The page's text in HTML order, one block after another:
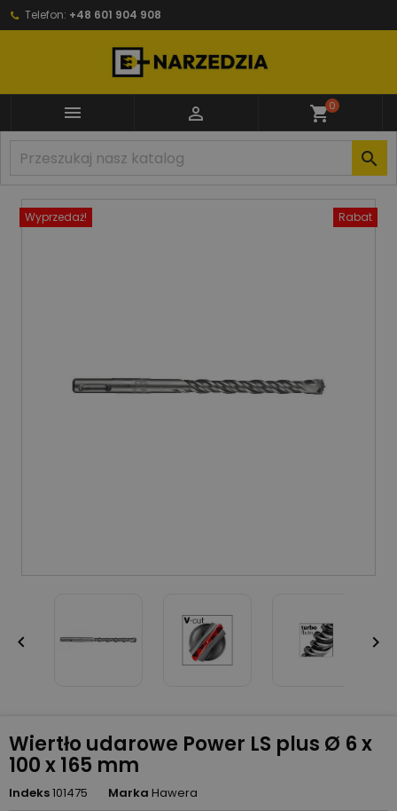
Telefon: +48 601 904 908
  shopping_cart0

Wyprzedaż! Rabat
 
Wiertło udarowe Power LS plus Ø 6 x
100 x 165 mm
Indeks101475 Marka Hawera